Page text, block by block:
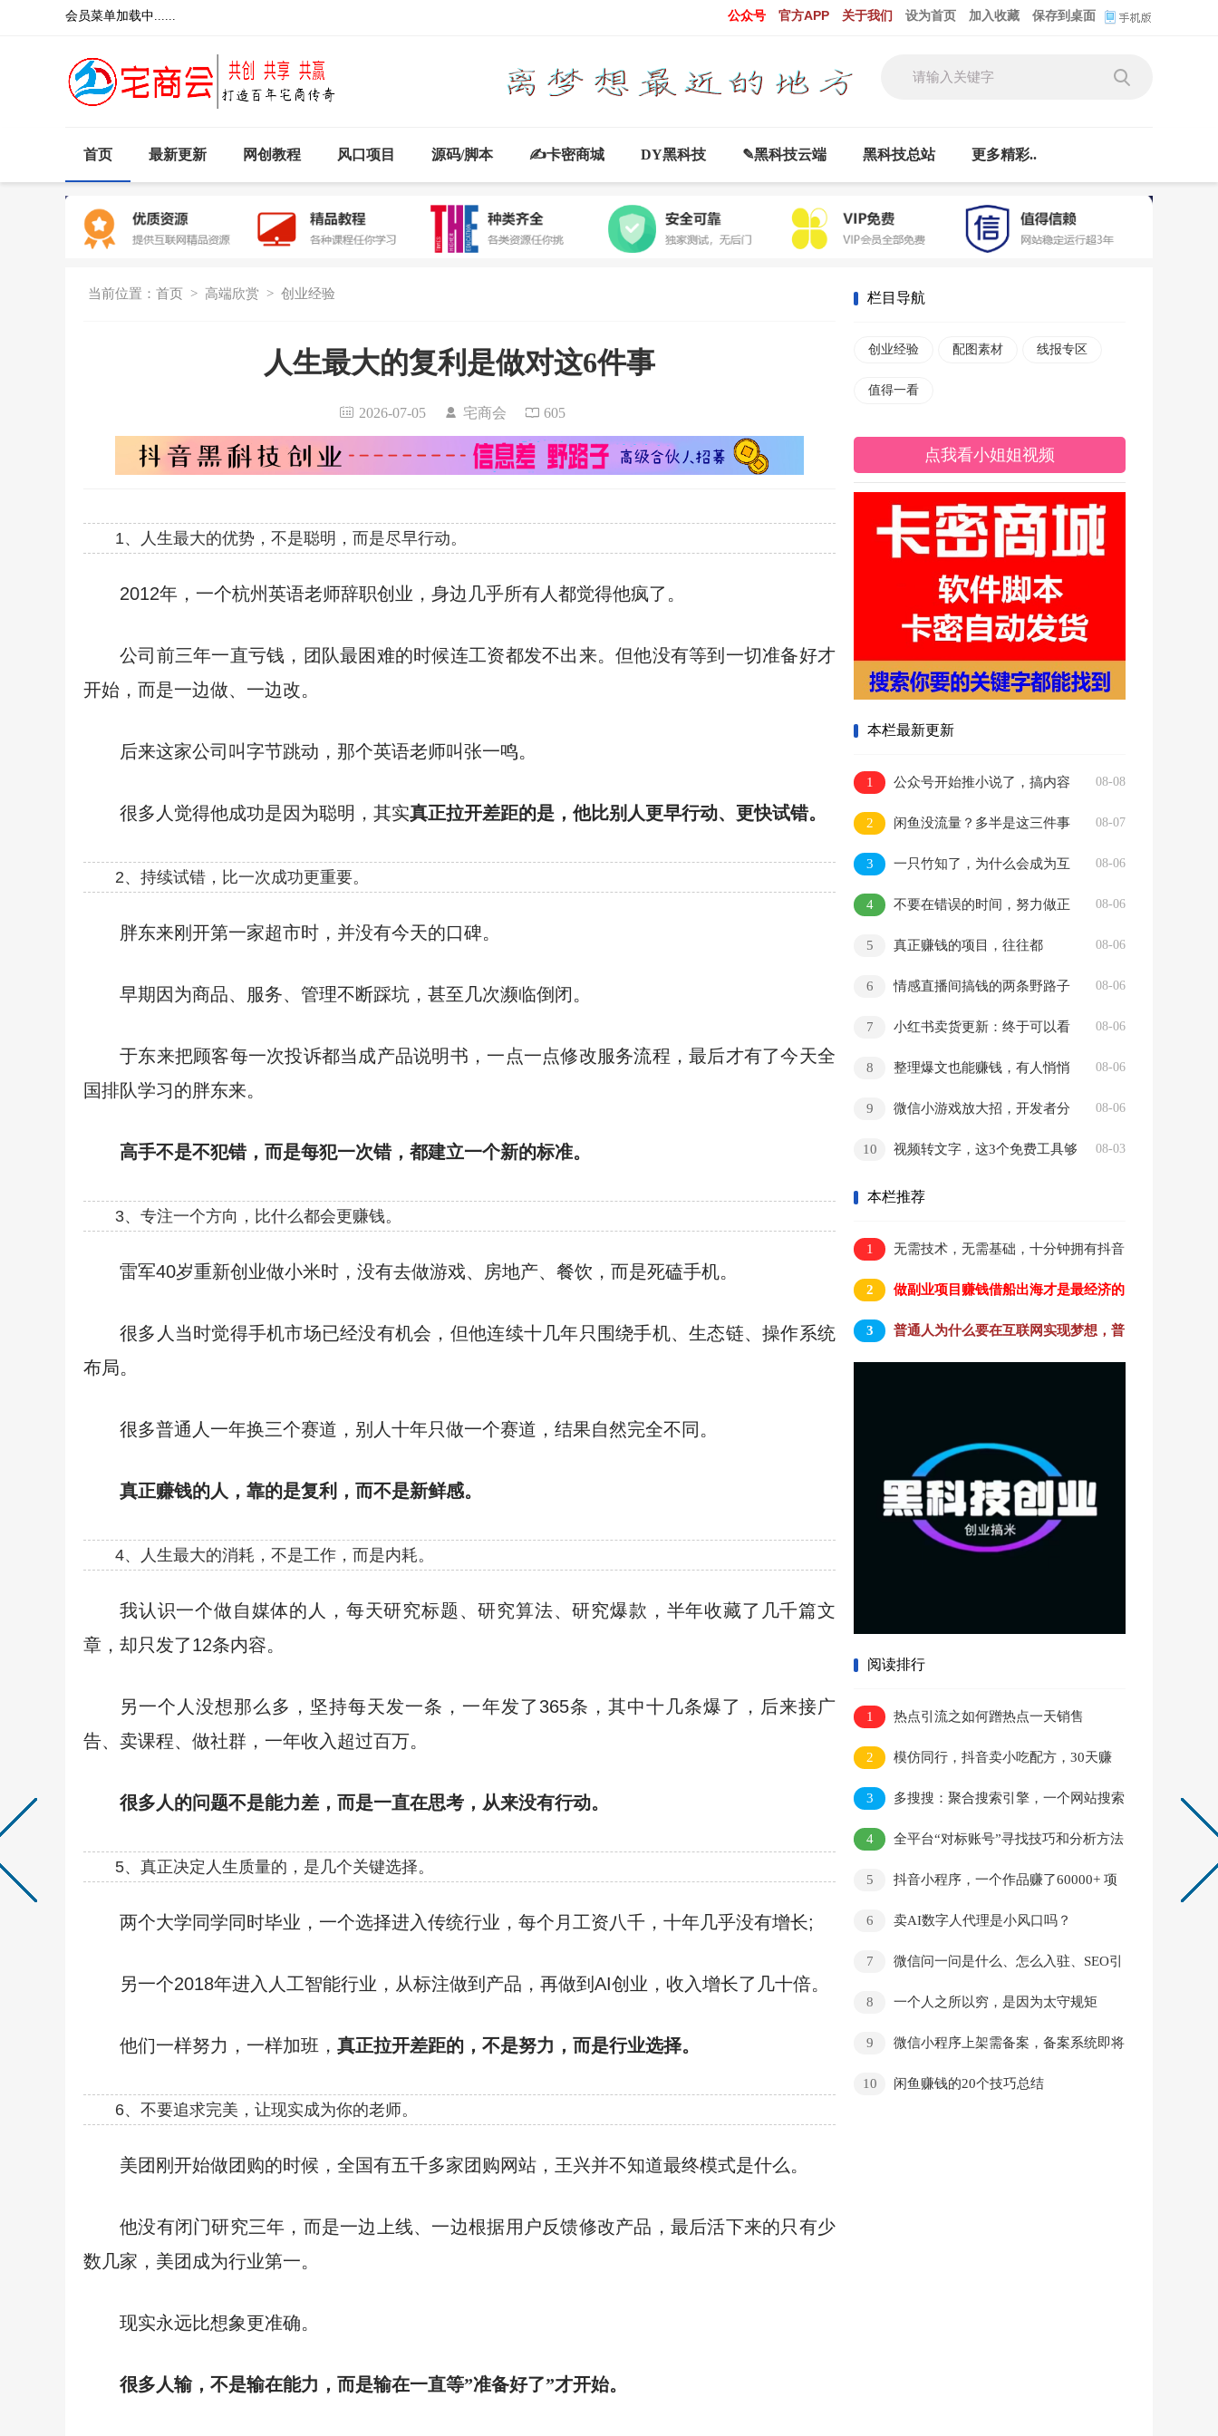
会员菜单加载中...... 公众号 官方APP 关于我们 设为首页 加入收藏 保存到桌面
首页 最新更新 网创教程 风口项目 源码/脚本 ✍卡密商城 DY黑科技 ✎黑科技云端 黑科技总站 更多精彩..
当前位置： 首页 > 高端欣赏 > 创业经验
人生最大的复利是做对这6件事
2026-07-05 宅商会 605
1、人生最大的优势，不是聪明，而是尽早行动。
2012年，一个杭州英语老师辞职创业，身边几乎所有人都觉得他疯了。
公司前三年一直亏钱，团队最困难的时候连工资都发不出来。但他没有等到一切准备好才
开始，而是一边做、一边改。
后来这家公司叫字节跳动，那个英语老师叫张一鸣。
很多人觉得他成功是因为聪明，其实真正拉开差距的是，他比别人更早行动、更快试错。
2、持续试错，比一次成功更重要。
胖东来刚开第一家超市时，并没有今天的口碑。
早期因为商品、服务、管理不断踩坑，甚至几次濒临倒闭。
于东来把顾客每一次投诉都当成产品说明书，一点一点修改服务流程，最后才有了今天全
国排队学习的胖东来。
高手不是不犯错，而是每犯一次错，都建立一个新的标准。
3、专注一个方向，比什么都会更赚钱。
雷军40岁重新创业做小米时，没有去做游戏、房地产、餐饮，而是死磕手机。
很多人当时觉得手机市场已经没有机会，但他连续十几年只围绕手机、生态链、操作系统
布局。
很多普通人一年换三个赛道，别人十年只做一个赛道，结果自然完全不同。
真正赚钱的人，靠的是复利，而不是新鲜感。
4、人生最大的消耗，不是工作，而是内耗。
我认识一个做自媒体的人，每天研究标题、研究算法、研究爆款，半年收藏了几千篇文
章，却只发了12条内容。
另一个人没想那么多，坚持每天发一条，一年发了365条，其中十几条爆了，后来接广
告、卖课程、做社群，一年收入超过百万。
很多人的问题不是能力差，而是一直在思考，从来没有行动。
5、真正决定人生质量的，是几个关键选择。
两个大学同学同时毕业，一个选择进入传统行业，每个月工资八千，十年几乎没有增长;
另一个2018年进入人工智能行业，从标注做到产品，再做到AI创业，收入增长了几十倍。
他们一样努力，一样加班， 真正拉开差距的，不是努力，而是行业选择。
6、不要追求完美，让现实成为你的老师。
美团刚开始做团购的时候，全国有五千多家团购网站，王兴并不知道最终模式是什么。
他没有闭门研究三年，而是一边上线、一边根据用户反馈修改产品，最后活下来的只有少
数几家，美团成为行业第一。
现实永远比想象更准确。
很多人输，不是输在能力，而是输在一直等”准备好了”才开始。
栏目导航
创业经验 配图素材 线报专区
值得一看
点我看小姐姐视频
本栏最新更新
08-08
1
公众号开始推小说了，搞内容
的朋友盯紧这个信号
08-07
2
闲鱼没流量？多半是这三件事
没做透
08-06
3
一只竹知了，为什么会成为互
联网热点
08-06
4
不要在错误的时间，努力做正
08-06
5
真正赚钱的项目，往往都
08-06
6 情感直播间搞钱的两条野路子
08-06
7
小红书卖货更新：终于可以看
08-06
8
整理爆文也能赚钱，有人悄悄
08-06
9
微信小游戏放大招，开发者分
08-03
10
视频转文字，这3个免费工具够
本栏推荐
1
无需技术，无需基础，十分钟拥有抖音
黑科技云端商城实现躺赚
2
做副业项目赚钱借船出海才是最经济的
捷径方式
3
普通人为什么要在互联网实现梦想，普
阅读排行
1
热点引流之如何蹭热点一天销售
250w+？附引流实操！
2
模仿同行，抖音卖小吃配方，30天赚
12000
3
多搜搜：聚合搜索引擎，一个网站搜索
全网资源
4
全平台“对标账号”寻找技巧和分析方法
5
抖音小程序，一个作品赚了60000+ 项
6
卖AI数字人代理是小风口吗？
7
微信问一问是什么、怎么入驻、SEO引
8
一个人之所以穷，是因为太守规矩
9
微信小程序上架需备案，备案系统即将
10
闲鱼赚钱的20个技巧总结